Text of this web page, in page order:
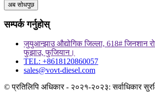
अब सोधपुछ
सम्पर्क गर्नुहोस्
जुयुआन्झाउ औद्योगिक जिल्ला, 618# जिनशान
फुझाउ, फुजियान।
TEL: +8618120860057
sales@vovt-diesel.com
© प्रतिलिपि अधिकार - २०२१-२०२३: सर्वाधिकार